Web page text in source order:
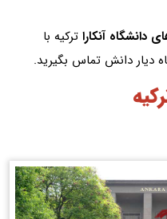
دانشگاه آنکارا ترکیه با
دیار دانش تماس بگیرید.